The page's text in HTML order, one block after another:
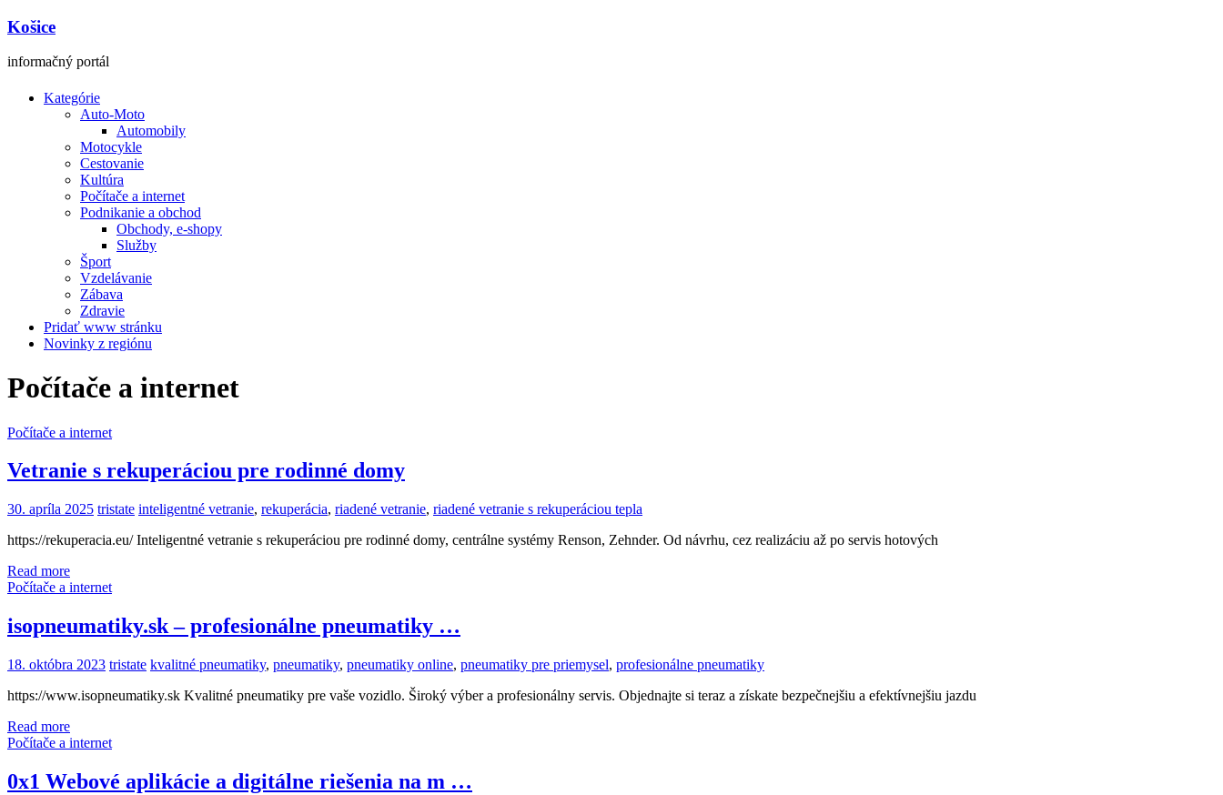
Košice
informačný portál
Kategórie
Auto-Moto
Automobily
Motocykle
Cestovanie
Kultúra
Počítače a internet
Podnikanie a obchod
Obchody, e-shopy
Služby
Šport
Vzdelávanie
Zábava
Zdravie
Pridať www stránku
Novinky z regiónu
Počítače a internet
Počítače a internet
Vetranie s rekuperáciou pre rodinné domy
30. apríla 2025 tristate inteligentné vetranie, rekuperácia, riadené vetranie, riadené vetranie s rekuperáciou tepla
https://rekuperacia.eu/ Inteligentné vetranie s rekuperáciou pre rodinné domy, centrálne systémy Renson, Zehnder. Od návrhu, cez realizáciu až po servis hotových
Read more
Počítače a internet
isopneumatiky.sk – profesionálne pneumatiky …
18. októbra 2023 tristate kvalitné pneumatiky, pneumatiky, pneumatiky online, pneumatiky pre priemysel, profesionálne pneumatiky
https://www.isopneumatiky.sk Kvalitné pneumatiky pre vaše vozidlo. Široký výber a profesionálny servis. Objednajte si teraz a získate bezpečnejšiu a efektívnejšiu jazdu
Read more
Počítače a internet
0x1 Webové aplikácie a digitálne riešenia na m …